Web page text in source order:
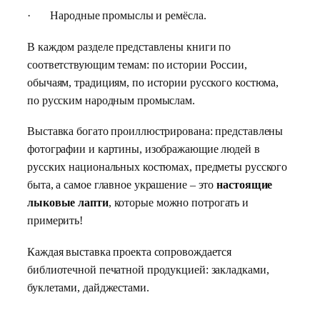
· Народные промыслы и ремёсла.
В каждом разделе представлены книги по
соответствующим темам: по истории России,
обычаям, традициям, по истории русского костюма,
по русским народным промыслам.
Выставка богато проиллюстрирована: представлены
фотографии и картины, изображающие людей в
русских национальных костюмах, предметы русского
быта, а самое главное украшение – этонастоящие
лыковые лапти, которые можно потрогать и
примерить!
Каждая выставка проекта сопровождается
библиотечной печатной продукцией: закладками,
буклетами, дайджестами.